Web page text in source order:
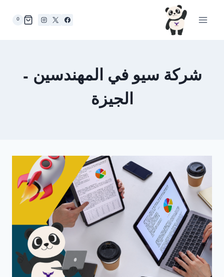
0
شركة سيو في المهندسين –
الجيزة